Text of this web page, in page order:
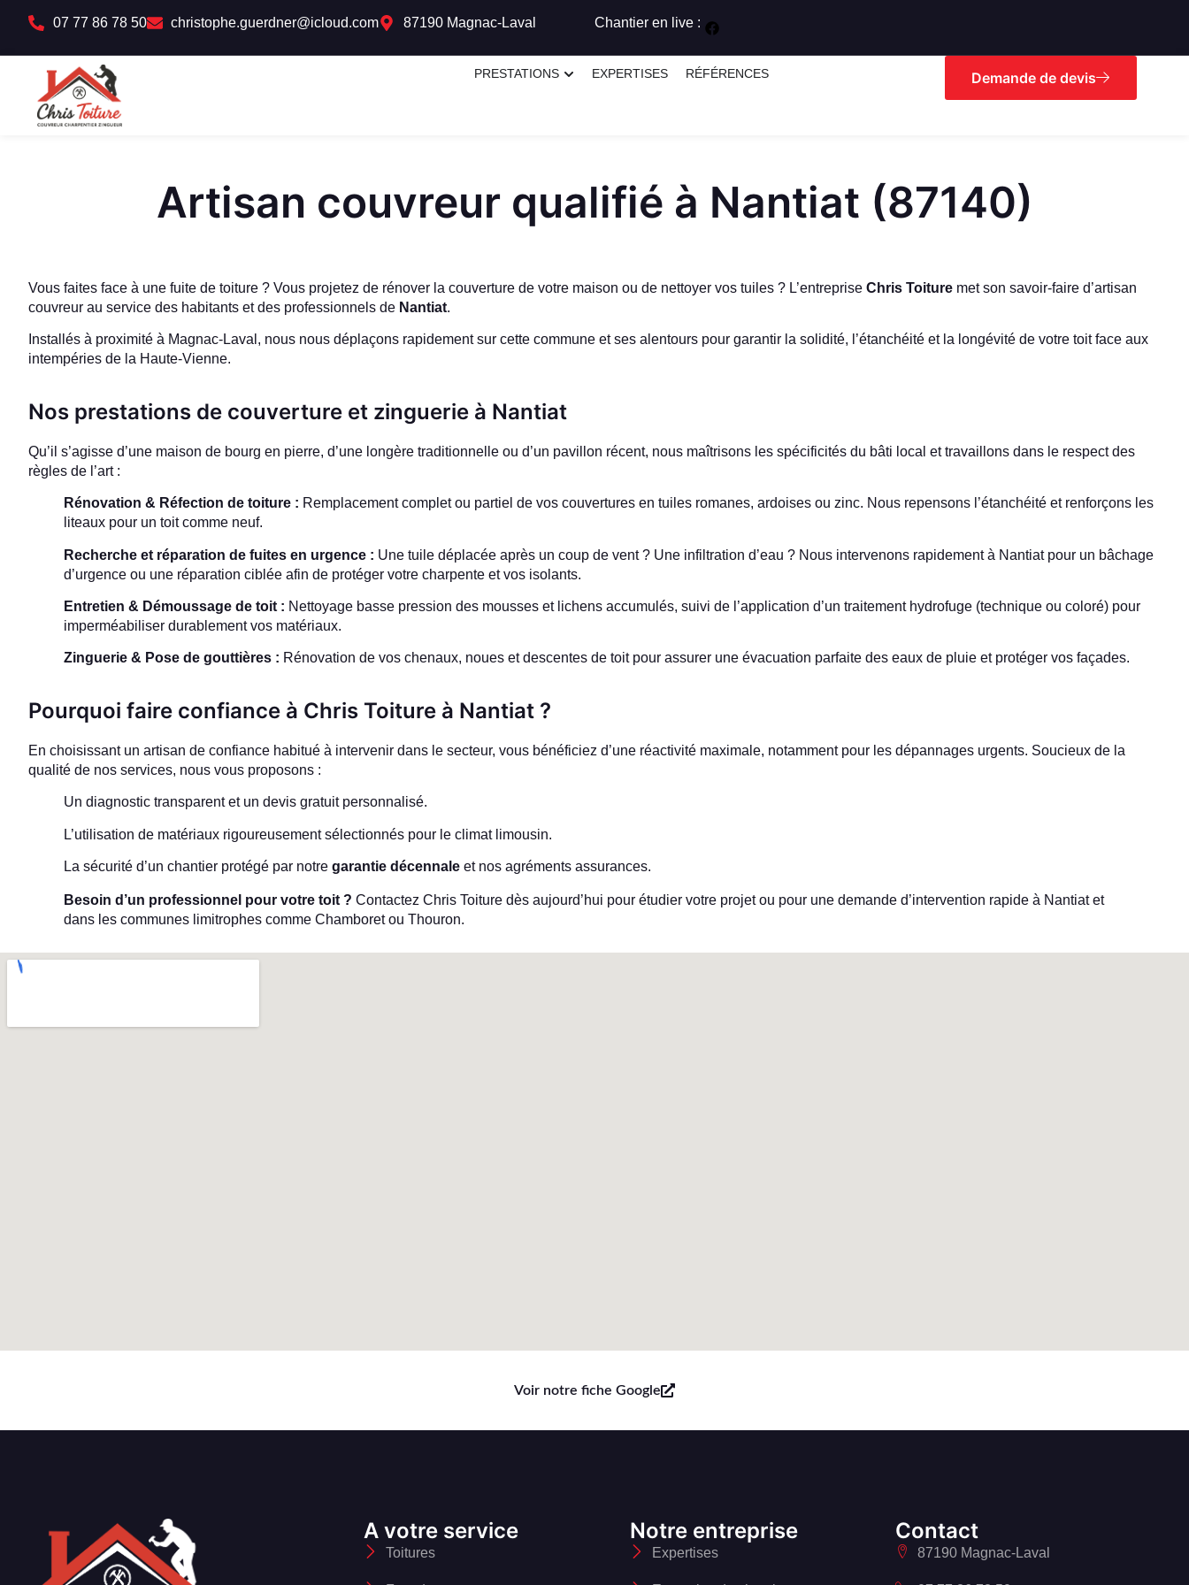
07 77 86 78 50 christophe.guerdner@icloud.com 87190 Magnac-Laval Chantier en live :
PRESTATIONS EXPERTISES RÉFÉRENCES Demande de devis
Artisan couvreur qualifié à Nantiat (87140)
Vous faites face à une fuite de toiture ? Vous projetez de rénover la couverture de votre maison ou de nettoyer vos tuiles ? L’entreprise Chris Toiture met son savoir-faire d’artisan
couvreur au service des habitants et des professionnels de Nantiat.
Installés à proximité à Magnac-Laval, nous nous déplaçons rapidement sur cette commune et ses alentours pour garantir la solidité, l’étanchéité et la longévité de votre toit face aux
intempéries de la Haute-Vienne.
Nos prestations de couverture et zinguerie à Nantiat
Qu’il s’agisse d’une maison de bourg en pierre, d’une longère traditionnelle ou d’un pavillon récent, nous maîtrisons les spécificités du bâti local et travaillons dans le respect des
règles de l’art :
Rénovation & Réfection de toiture : Remplacement complet ou partiel de vos couvertures en tuiles romanes, ardoises ou zinc. Nous repensons l’étanchéité et renforçons les
liteaux pour un toit comme neuf.
Recherche et réparation de fuites en urgence : Une tuile déplacée après un coup de vent ? Une infiltration d’eau ? Nous intervenons rapidement à Nantiat pour un bâchage
d’urgence ou une réparation ciblée afin de protéger votre charpente et vos isolants.
Entretien & Démoussage de toit : Nettoyage basse pression des mousses et lichens accumulés, suivi de l’application d’un traitement hydrofuge (technique ou coloré) pour
imperméabiliser durablement vos matériaux.
Zinguerie & Pose de gouttières : Rénovation de vos chenaux, noues et descentes de toit pour assurer une évacuation parfaite des eaux de pluie et protéger vos façades.
Pourquoi faire confiance à Chris Toiture à Nantiat ?
En choisissant un artisan de confiance habitué à intervenir dans le secteur, vous bénéficiez d’une réactivité maximale, notamment pour les dépannages urgents. Soucieux de la
qualité de nos services, nous vous proposons :
Un diagnostic transparent et un devis gratuit personnalisé.
L’utilisation de matériaux rigoureusement sélectionnés pour le climat limousin.
La sécurité d’un chantier protégé par notre garantie décennale et nos agréments assurances.
Besoin d’un professionnel pour votre toit ? Contactez Chris Toiture dès aujourd’hui pour étudier votre projet ou pour une demande d’intervention rapide à Nantiat et
dans les communes limitrophes comme Chamboret ou Thouron.
Voir notre fiche Google
A votre service
Toitures
Notre entreprise
Expertises
Contact
87190 Magnac-Laval